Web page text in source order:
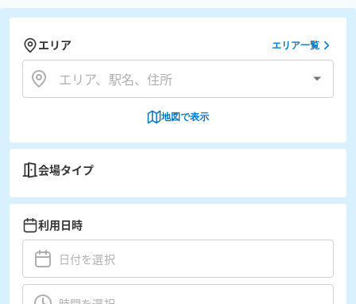
エリア エリア一覧
地図で表示
会場タイプ
利用日時